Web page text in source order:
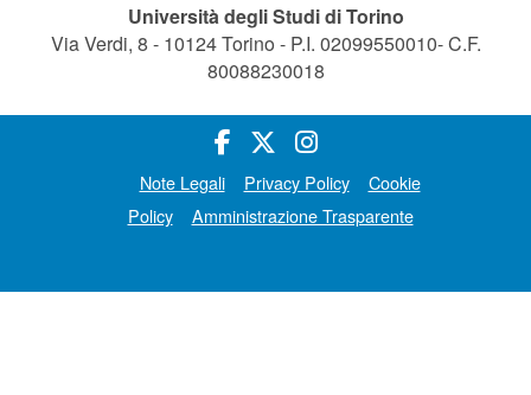
Università degli Studi di Torino
Via Verdi, 8 - 10124 Torino - P.I. 02099550010- C.F.
80088230018
Note Legali Privacy Policy
Cookie
Policy
Amministrazione Trasparente